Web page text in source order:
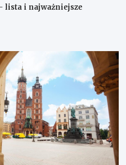
lista i najważniejsze